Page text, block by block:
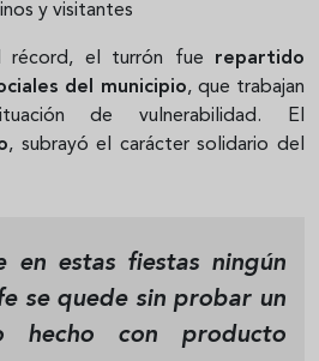
y visitantes
récord, el turrón fue repartido
del municipio, que trabajan
de vulnerabilidad. El
, subrayó el carácter solidario del
en estas fiestas ningún
se quede sin probar un
hecho con producto